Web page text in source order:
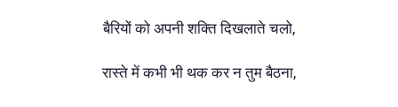
बैरियों को अपनी शक्ति दिखलाते चलो,
रास्ते में कभी भी थक कर न तुम बैठना,